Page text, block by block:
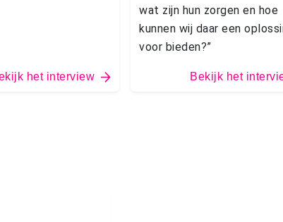
het interview
wat zijn hun zorgen en hoe
kunnen wij daar een
voor bieden?”
Bekijk het